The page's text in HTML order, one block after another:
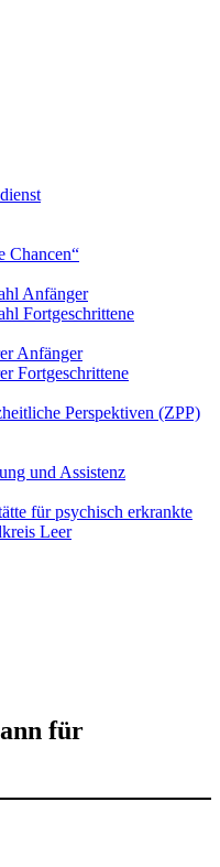
Chancen“
Anfänger
Fortgeschrittene
Anfänger
Fortgeschrittene
Perspektiven (ZPP)
und Assistenz
für psychisch erkrankte
Leer
für